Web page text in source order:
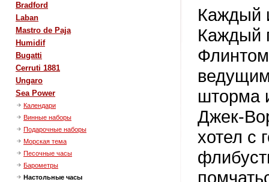
Bradford
Laban
Mastro de Paja
Humidif
Bugatti
Cerruti 1881
Ungaro
Sea Power
Календари
Винные наборы
Подарочные наборы
Морская тема
Песочные часы
Барометры
Настольные часы
Каждый
Каждый
шторма
Джек-
хотел с